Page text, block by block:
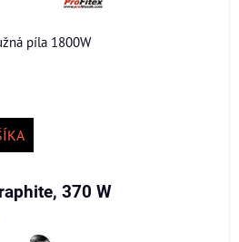
píla 1800W
370 W